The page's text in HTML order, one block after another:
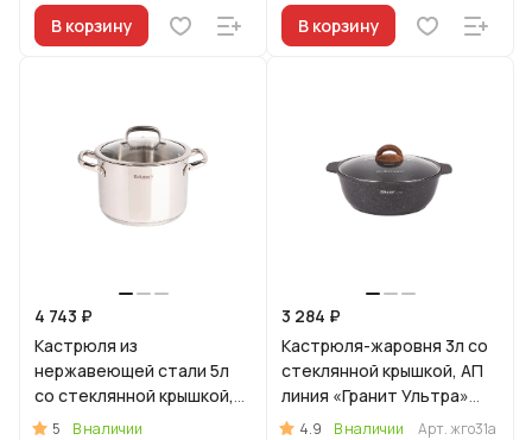
В корзину
В корзину
4 743 ₽
Кастрюля из
нержавеющей стали 5л
со стеклянной крышкой,
линия "Леон"
5
В наличии
3 284 ₽
Кастрюля-жаровня 3л со
стеклянной крышкой, АП
линия «Гранит Ультра»
(Оригинальный)
4.9 В наличии Арт.жго31а